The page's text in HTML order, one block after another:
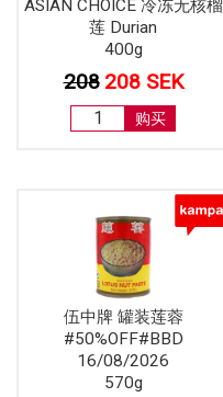
ASIAN CHOICE 冷冻无核榴
莲 Durian
400g
208 208 SEK
购买
伍中牌 罐装莲蓉
#50%OFF#BBD
16/08/2026
570g